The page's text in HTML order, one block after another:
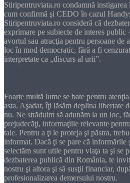
Stiripentruviata.ro condamnă
cum confirmă şi CEDO în cazul
Stiripentruviata.ro consideră că
exprimare pe subiecte de interes public
avortul sau atracţia pentru persoane de
loc în mod democratic, fără a fi
interpretate ca „discurs al urii”.
Foarte multă lume se bate pentru
asta. Aşadar, îţi lăsăm deplina libertate
nu. Ne străduim să adunăm la un loc,
prejudecăţi, informaţiile relevante
tale. Pentru a ţi le proteja şi păstra,
informat. Dacă ţi se pare că informările
selectăm sunt utile pentru viaţa ta şi se
dezbaterea publică din România, te
nostru şi altora şi să susţii financiar,
profesionalizarea demersului nostru.